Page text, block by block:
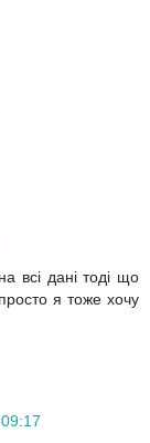
всі дані тоді що
я тоже хочу